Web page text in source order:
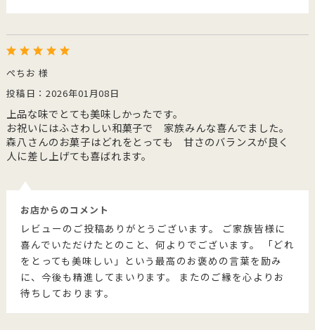
ぺちお 様
投稿日：2026年01月08日
上品な味でとても美味しかったです。
お祝いにはふさわしい和菓子で 家族みんな喜んでました。
森八さんのお菓子はどれをとっても 甘さのバランスが良く
人に差し上げても喜ばれます。
お店からのコメント
レビューのご投稿ありがとうございます。 ご家族皆様に
喜んでいただけたとのこと、何よりでございます。 「どれ
をとっても美味しい」という最高のお褒めの言葉を励み
に、今後も精進してまいります。 またのご縁を心よりお
待ちしております。